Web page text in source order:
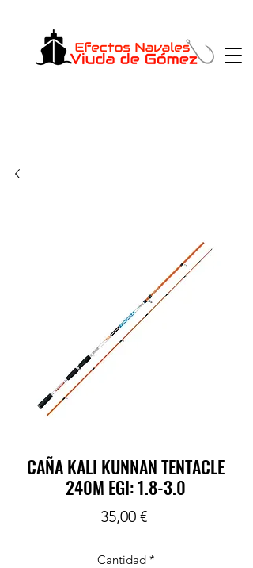
CAÑA KALI KUNNAN TENTACLE
240M EGI: 1.8-3.0
35,00 €Precio
Cantidad *